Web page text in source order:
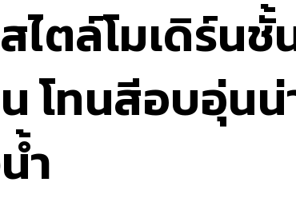
ไตล์โมเดิร์น
โทนสีอบอุ่น
ำ